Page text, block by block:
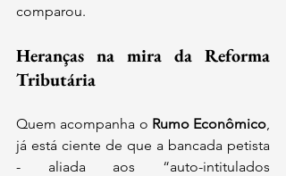
comparou.
Heranças na mira da Reforma
Tributária
Quem acompanha o Rumo Econômico,
já está ciente de que a bancada petista
- aliada aos “auto-intitulados